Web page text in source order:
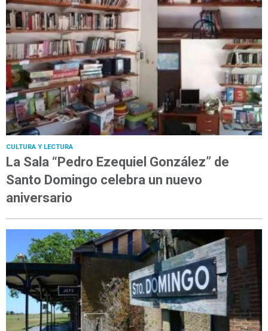
CULTURA Y LECTURA
La Sala “Pedro Ezequiel González” de
Santo Domingo celebra un nuevo
aniversario